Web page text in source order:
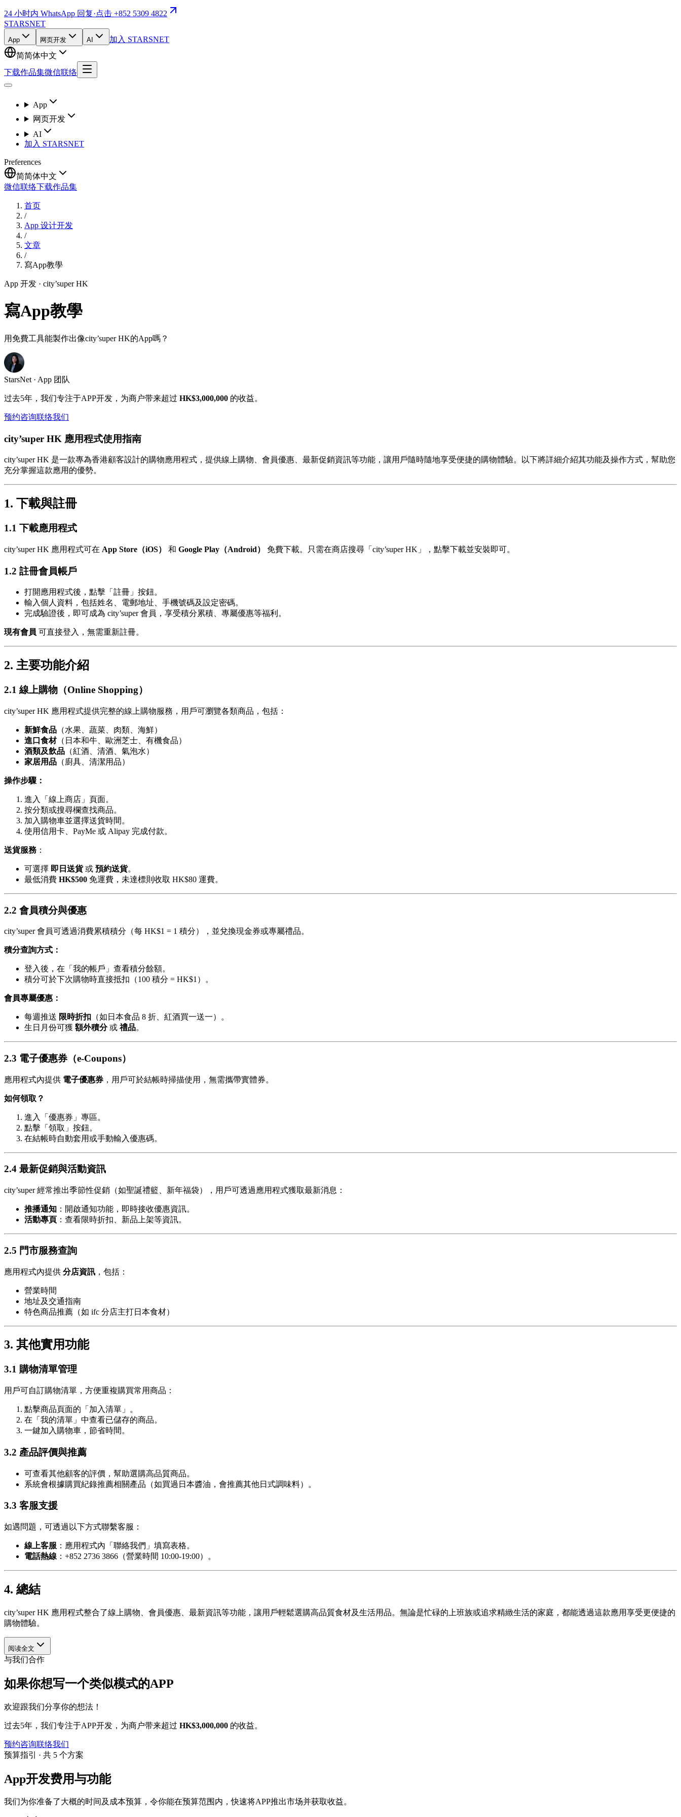
24 小时内 WhatsApp 回复·点击 +852 5309 4822
STARSNET
App 网页开发 AI
加入 STARSNET
简简体中文
下载作品集微信联络
App
网页开发
AI
加入 STARSNET
Preferences
简简体中文
微信联络下载作品集
首页
/
App 设计开发
/
文章
/
寫App教學
App 开发 · city’super HK
寫App教學
用免費工具能製作出像city’super HK的App嗎？
StarsNet · App 团队
过去5年，我们专注于APP开发，为商户带来超过 HK$3,000,000 的收益。
预约咨询联络我们
city’super HK 應用程式使用指南
city’super HK 是一款專為香港顧客設計的購物應用程式，提供線上購物、會員優惠、最新促銷資訊等功能，讓用戶隨時隨地享受便捷的購物體驗。以下將詳細介紹其功能及操作方式，幫助您
充分掌握這款應用的優勢。
1. 下載與註冊
1.1 下載應用程式
city’super HK 應用程式可在 App Store（iOS） 和 Google Play（Android） 免費下載。只需在商店搜尋「city’super HK」，點擊下載並安裝即可。
1.2 註冊會員帳戶
打開應用程式後，點擊「註冊」按鈕。
輸入個人資料，包括姓名、電郵地址、手機號碼及設定密碼。
完成驗證後，即可成為 city’super 會員，享受積分累積、專屬優惠等福利。
現有會員 可直接登入，無需重新註冊。
2. 主要功能介紹
2.1 線上購物（Online Shopping）
city’super HK 應用程式提供完整的線上購物服務，用戶可瀏覽各類商品，包括：
新鮮食品 （水果、蔬菜、肉類、海鮮）
進口食材（日本和牛、歐洲芝士、有機食品）
酒類及飲品 （紅酒、清酒、氣泡水）
家居用品 （廚具、清潔用品）
操作步驟：
進入「線上商店」頁面。
按分類或搜尋欄查找商品。
加入購物車並選擇送貨時間。
使用信用卡、PayMe 或 Alipay 完成付款。
送貨服務 ：
可選擇 即日送貨或 預約送貨。
最低消費 HK$500 免運費，未達標則收取 HK$80 運費。
2.2 會員積分與優惠
city’super 會員可透過消費累積積分（每 HK$1 = 1 積分），並兌換現金券或專屬禮品。
積分查詢方式：
登入後，在「我的帳戶」查看積分餘額。
積分可於下次購物時直接抵扣（100 積分 = HK$1）。
會員專屬優惠：
每週推送 限時折扣 （如日本食品 8 折、紅酒買一送一）。
生日月份可獲 額外積分或 禮品。
2.3 電子優惠券（e-Coupons）
應用程式內提供 電子優惠券 ，用戶可於結帳時掃描使用，無需攜帶實體券。
如何領取？
進入「優惠券」專區。
點擊「領取」按鈕。
在結帳時自動套用或手動輸入優惠碼。
2.4 最新促銷與活動資訊
city’super 經常推出季節性促銷（如聖誕禮籃、新年福袋），用戶可透過應用程式獲取最新消息：
推播通知 ：開啟通知功能，即時接收優惠資訊。
活動專頁 ：查看限時折扣、新品上架等資訊。
2.5 門市服務查詢
應用程式內提供 分店資訊 ，包括：
營業時間
地址及交通指南
特色商品推薦（如 ifc 分店主打日本食材）
3. 其他實用功能
3.1 購物清單管理
用戶可自訂購物清單，方便重複購買常用商品：
點擊商品頁面的「加入清單」。
在「我的清單」中查看已儲存的商品。
一鍵加入購物車，節省時間。
3.2 產品評價與推薦
可查看其他顧客的評價，幫助選購高品質商品。
系統會根據購買紀錄推薦相關產品（如買過日本醬油，會推薦其他日式調味料）。
3.3 客服支援
如遇問題，可透過以下方式聯繫客服：
線上客服 ：應用程式內「聯絡我們」填寫表格。
電話熱線 ：+852 2736 3866（營業時間 10:00-19:00）。
4. 總結
city’super HK 應用程式整合了線上購物、會員優惠、最新資訊等功能，讓用戶輕鬆選購高品質食材及生活用品。無論是忙碌的上班族或追求精緻生活的家庭，都能透過這款應用享受更便捷的
購物體驗。
阅读全文
与我们合作
如果你想写一个类似模式的APP
欢迎跟我们分享你的想法！
过去5年，我们专注于APP开发，为商户带来超过 HK$3,000,000 的收益。
预约咨询联络我们
预算指引 · 共 5 个方案
App开发费用与功能
我们为你准备了大概的时间及成本预算，令你能在预算范围内，快速将APP推出市场并获取收益。